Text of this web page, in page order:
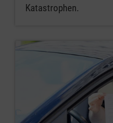
Katastrophen.